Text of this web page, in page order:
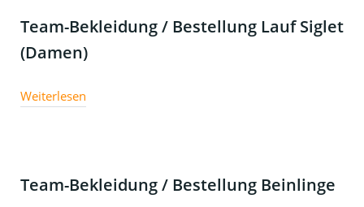
Team-Bekleidung / Bestellung Lauf Siglet
(Damen)
Weiterlesen
Team-Bekleidung / Bestellung Beinlinge